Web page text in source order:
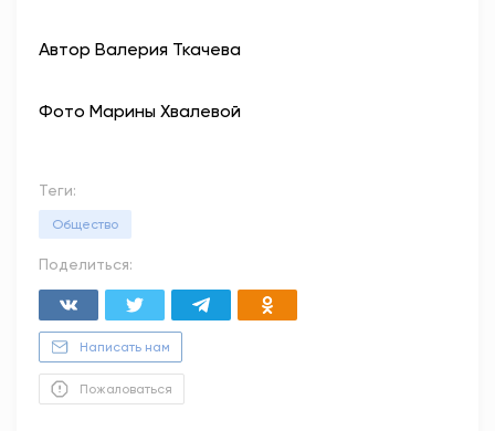
Автор Валерия Ткачева
Фото Марины Хвалевой
Теги:
Общество
Поделиться:
Написать нам
Пожаловаться